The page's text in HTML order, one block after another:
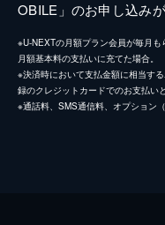
OBILE」のお申し込み
※U-NEXTの月額プラン会員が毎月
月額基本料の支払いに充てた場合。
※決済時において支払金額に相当す
録のクレジットカードでのお支払い
※通話料、SMS通信料、オプション